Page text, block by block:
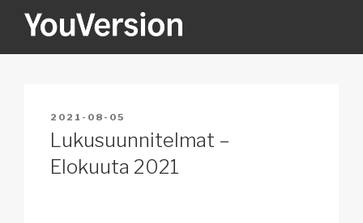
YOUVERSION
POSTED
ON
2021-08-05
Lukusuunnitelmat –
Elokuuta 2021